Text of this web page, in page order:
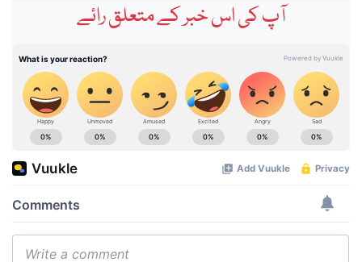
آپ کی اس خبر کے متعلق رائے